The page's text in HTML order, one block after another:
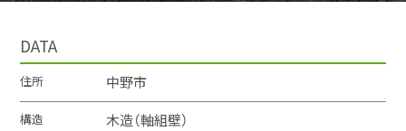
DATA
住所 中野市
構造 木造（軸組壁）